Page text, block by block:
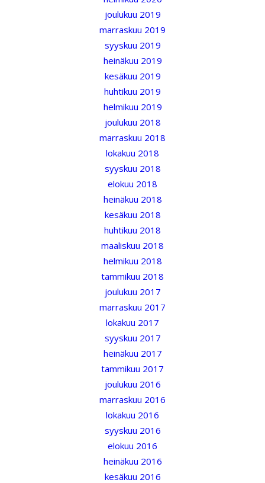
joulukuu 2019
marraskuu 2019
syyskuu 2019
heinäkuu 2019
kesäkuu 2019
huhtikuu 2019
helmikuu 2019
joulukuu 2018
marraskuu 2018
lokakuu 2018
syyskuu 2018
elokuu 2018
heinäkuu 2018
kesäkuu 2018
huhtikuu 2018
maaliskuu 2018
helmikuu 2018
tammikuu 2018
joulukuu 2017
marraskuu 2017
lokakuu 2017
syyskuu 2017
heinäkuu 2017
tammikuu 2017
joulukuu 2016
marraskuu 2016
lokakuu 2016
syyskuu 2016
elokuu 2016
heinäkuu 2016
kesäkuu 2016